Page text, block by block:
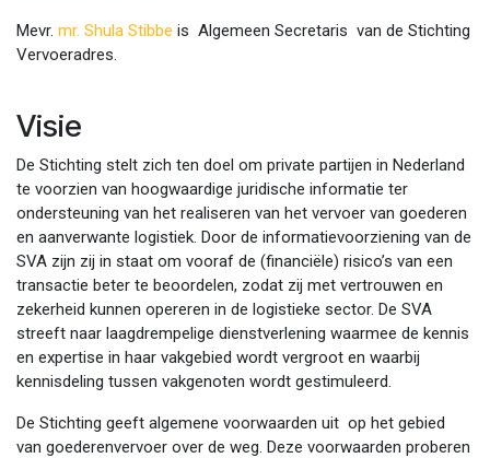
Mevr. mr. Shula Stibbe is Algemeen Secretaris van de Stichting
Vervoeradres.
Visie
De Stichting stelt zich ten doel om private partijen in Nederland
te voorzien van hoogwaardige juridische informatie ter
ondersteuning van het realiseren van het vervoer van goederen
en aanverwante logistiek. Door de informatievoorziening van de
SVA zijn zij in staat om vooraf de (financiële) risico’s van een
transactie beter te beoordelen, zodat zij met vertrouwen en
zekerheid kunnen opereren in de logistieke sector. De SVA
streeft naar laagdrempelige dienstverlening waarmee de kennis
en expertise in haar vakgebied wordt vergroot en waarbij
kennisdeling tussen vakgenoten wordt gestimuleerd.
De Stichting geeft algemene voorwaarden uit op het gebied
van goederenvervoer over de weg. Deze voorwaarden proberen